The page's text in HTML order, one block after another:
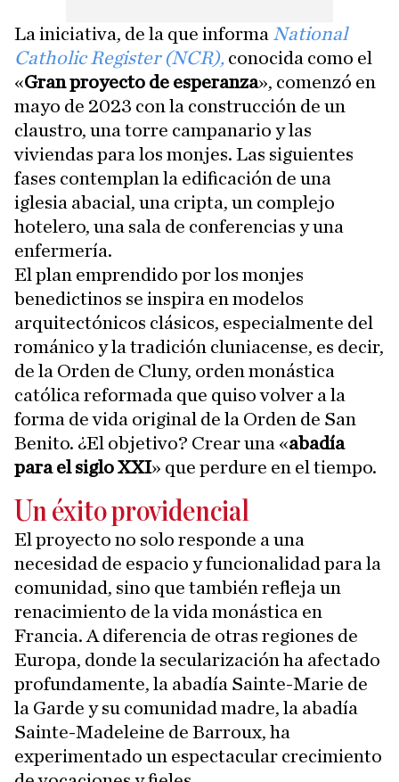
La iniciativa, de la que informa National
Catholic Register (NCR), conocida como el
«Gran proyecto de esperanza», comenzó en
mayo de 2023 con la construcción de un
claustro, una torre campanario y las
viviendas para los monjes. Las siguientes
fases contemplan la edificación de una
iglesia abacial, una cripta, un complejo
hotelero, una sala de conferencias y una
enfermería.
El plan emprendido por los monjes
benedictinos se inspira en modelos
arquitectónicos clásicos, especialmente del
románico y la tradición cluniacense, es decir,
de la Orden de Cluny, orden monástica
católica reformada que quiso volver a la
forma de vida original de la Orden de San
Benito. ¿El objetivo? Crear una «abadía
para el siglo XXI» que perdure en el tiempo.
Un éxito providencial
El proyecto no solo responde a una
necesidad de espacio y funcionalidad para la
comunidad, sino que también refleja un
renacimiento de la vida monástica en
Francia. A diferencia de otras regiones de
Europa, donde la secularización ha afectado
profundamente, la abadía Sainte-Marie de
la Garde y su comunidad madre, la abadía
Sainte-Madeleine de Barroux, ha
experimentado un espectacular crecimiento